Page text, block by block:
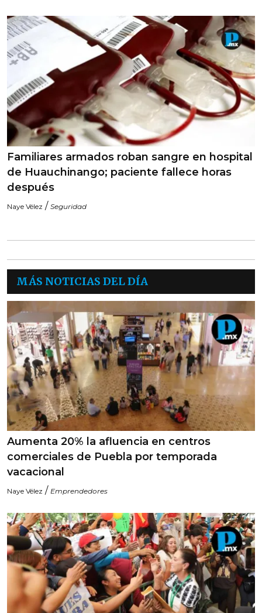
Familiares armados roban sangre en hospital
de Huauchinango; paciente fallece horas
después
Naye Vélez / Seguridad
MÁS NOTICIAS DEL DÍA
Aumenta 20% la afluencia en centros
comerciales de Puebla por temporada
vacacional
Naye Vélez / Emprendedores